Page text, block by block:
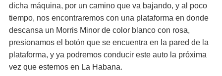
dicha máquina, por un camino que va bajando, y al poco
tiempo, nos encontraremos con una plataforma en donde
descansa un Morris Minor de color blanco con rosa,
presionamos el botón que se encuentra en la pared de la
plataforma, y ya podremos conducir este auto la próxima
vez que estemos en La Habana.